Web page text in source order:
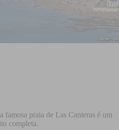
famosa praia de Las Canteras é um
completa.